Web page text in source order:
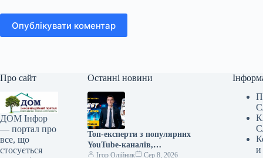
Опублікувати коментар
Про сайт
ДОМ Інфор
— портал про
все, що
стосується
Останні новини
Топ-експерти з популярних
YouTube-каналів,
присвячених інвестиціям,
Ігор Олійник
Сер 8, 2026
и